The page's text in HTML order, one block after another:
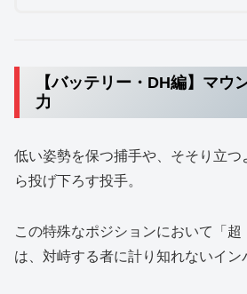
【バッテリー・DH編】マウ
力
低い姿勢を保つ捕手や、そそり立
ら投げ下ろす投手。
この特殊なポジションにおいて「超
は、対峙する者に計り知れないイン